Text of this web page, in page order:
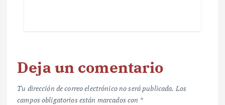
Deja un comentario
Tu dirección de correo electrónico no será publicada. Los
campos obligatorios están marcados con *